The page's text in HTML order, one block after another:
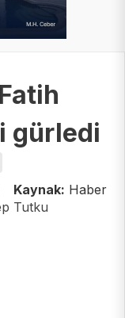
gürledi
Kaynak: Haber
Tutku